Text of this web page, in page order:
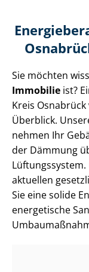
Sie möchten
Immobilie ist?
Kreis
Überblick.
nehmen Ihr
der Dämmung
aktuellen
Sie eine solide
energetische